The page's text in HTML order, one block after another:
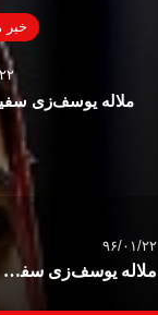
خبر
ملاله یوسف‌زی
۹۶/۰۱/۲۲
ملاله یوسف‌زی سفیر صلح سازمان ملل شد